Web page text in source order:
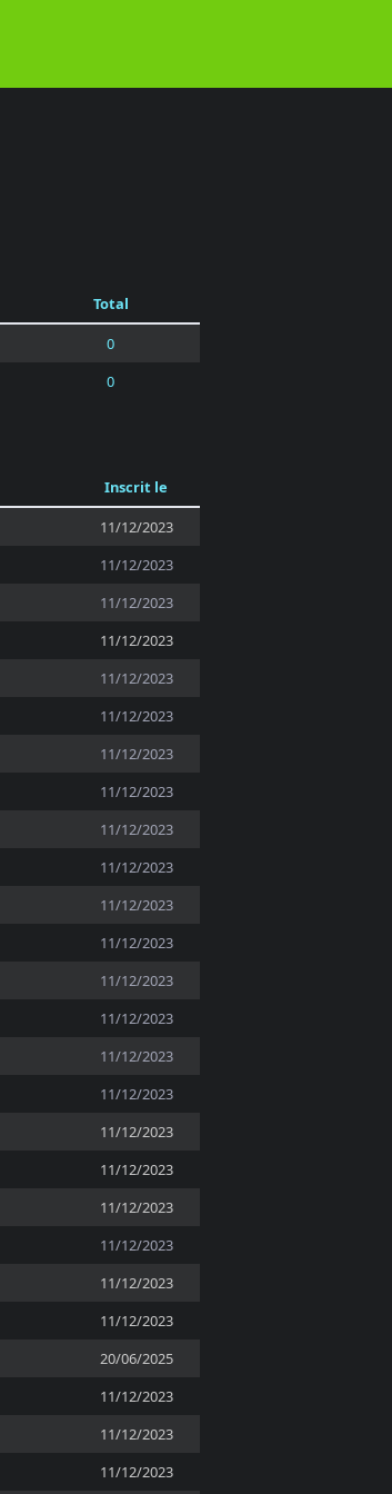
Total
0
0
Inscrit le
11/12/2023
11/12/2023
11/12/2023
11/12/2023
11/12/2023
11/12/2023
11/12/2023
11/12/2023
11/12/2023
11/12/2023
11/12/2023
11/12/2023
11/12/2023
11/12/2023
11/12/2023
11/12/2023
11/12/2023
11/12/2023
11/12/2023
11/12/2023
11/12/2023
11/12/2023
20/06/2025
11/12/2023
11/12/2023
11/12/2023